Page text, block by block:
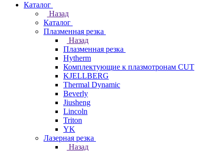
Каталог
Назад
Каталог
Плазменная резка
Назад
Плазменная резка
Hytherm
Комплектующие к плазмотронам CUT
KJELLBERG
Thermal Dynamic
Beverly
Jiusheng
Lincoln
Triton
YK
Лазерная резка
Назад